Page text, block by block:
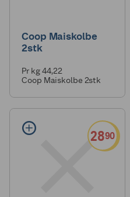
Coop Maiskolbe
2stk
Pr kg 44,22
Coop Maiskolbe 2stk
2890